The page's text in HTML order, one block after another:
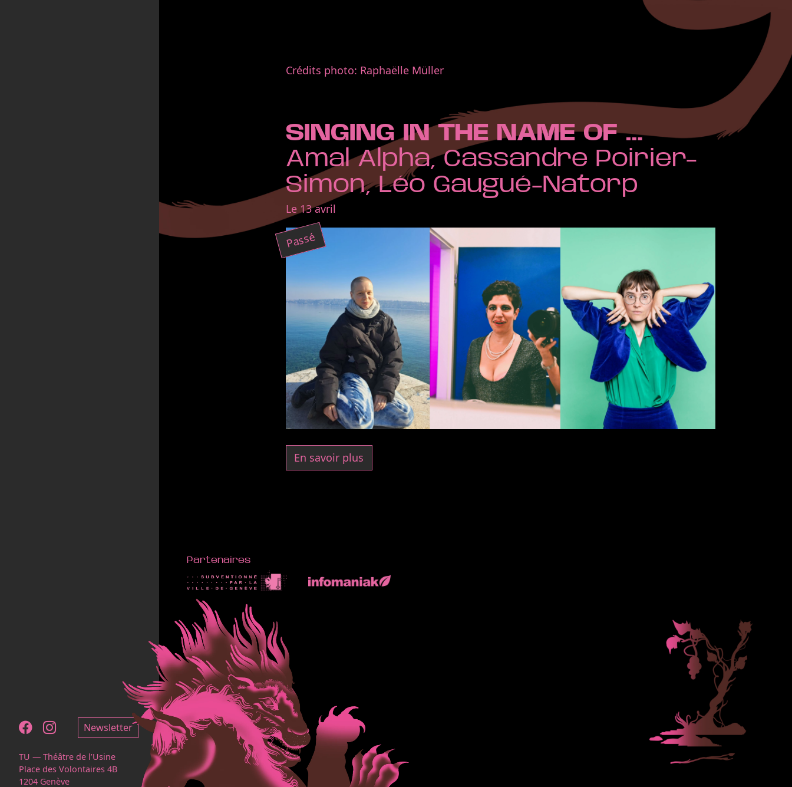
Notre page Facebook
Notre page Instagram
Newsletter
TU — Théâtre de l’Usine
Place des Volontaires 4B
1204 Genève
Crédits photo: Raphaëlle Müller
SINGING IN THE NAME OF …
Amal Alpha, Cassandre Poirier-
Simon, Léo Gaugué-Natorp
Le 13 avril
Passé
En savoir plus
Partenaires